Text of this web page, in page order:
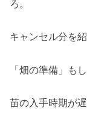
ろ。
キャンセル分を
「畑の準備」も
苗の入手時期が遅